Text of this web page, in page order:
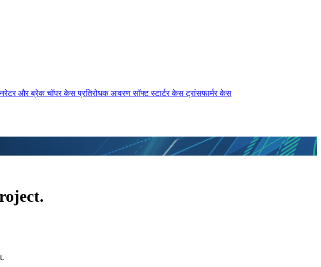
और ब्रेक चॉपर केस प्रतिरोधक आवरण सॉफ्ट स्टार्टर केस ट्रांसफार्मर केस